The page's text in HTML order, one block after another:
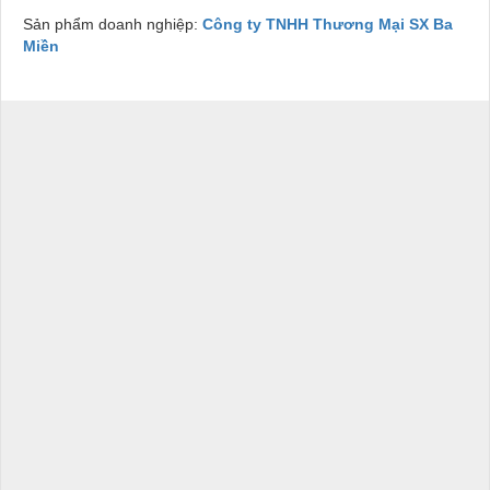
Sản phẩm doanh nghiệp: Công ty TNHH Thương Mại SX Ba
Miền